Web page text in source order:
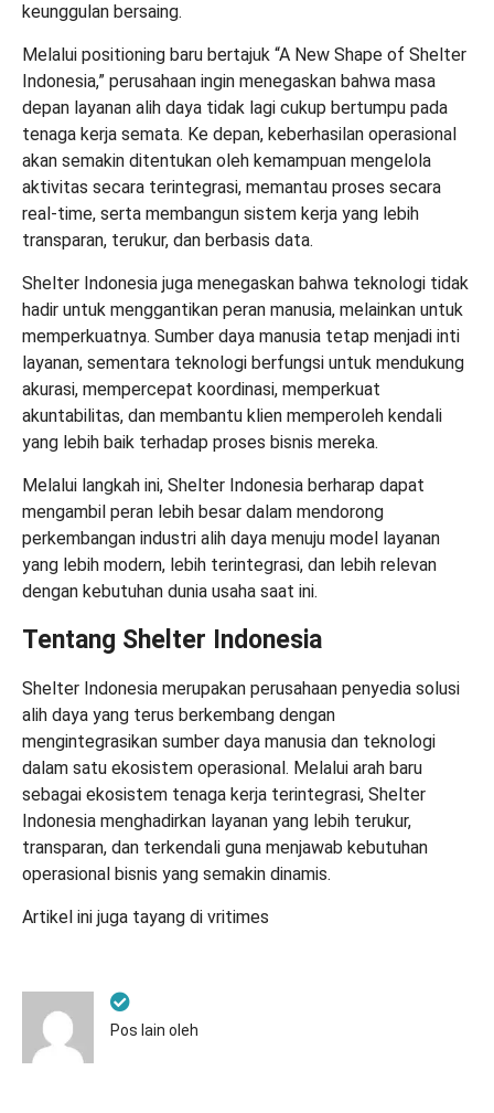
keunggulan bersaing.
Melalui positioning baru bertajuk “A New Shape of Shelter
Indonesia,” perusahaan ingin menegaskan bahwa masa
depan layanan alih daya tidak lagi cukup bertumpu pada
tenaga kerja semata. Ke depan, keberhasilan operasional
akan semakin ditentukan oleh kemampuan mengelola
aktivitas secara terintegrasi, memantau proses secara
real-time, serta membangun sistem kerja yang lebih
transparan, terukur, dan berbasis data.
Shelter Indonesia juga menegaskan bahwa teknologi tidak
hadir untuk menggantikan peran manusia, melainkan untuk
memperkuatnya. Sumber daya manusia tetap menjadi inti
layanan, sementara teknologi berfungsi untuk mendukung
akurasi, mempercepat koordinasi, memperkuat
akuntabilitas, dan membantu klien memperoleh kendali
yang lebih baik terhadap proses bisnis mereka.
Melalui langkah ini, Shelter Indonesia berharap dapat
mengambil peran lebih besar dalam mendorong
perkembangan industri alih daya menuju model layanan
yang lebih modern, lebih terintegrasi, dan lebih relevan
dengan kebutuhan dunia usaha saat ini.
Tentang Shelter Indonesia
Shelter Indonesia merupakan perusahaan penyedia solusi
alih daya yang terus berkembang dengan
mengintegrasikan sumber daya manusia dan teknologi
dalam satu ekosistem operasional. Melalui arah baru
sebagai ekosistem tenaga kerja terintegrasi, Shelter
Indonesia menghadirkan layanan yang lebih terukur,
transparan, dan terkendali guna menjawab kebutuhan
operasional bisnis yang semakin dinamis.
Artikel ini juga tayang di vritimes
Pos lain oleh